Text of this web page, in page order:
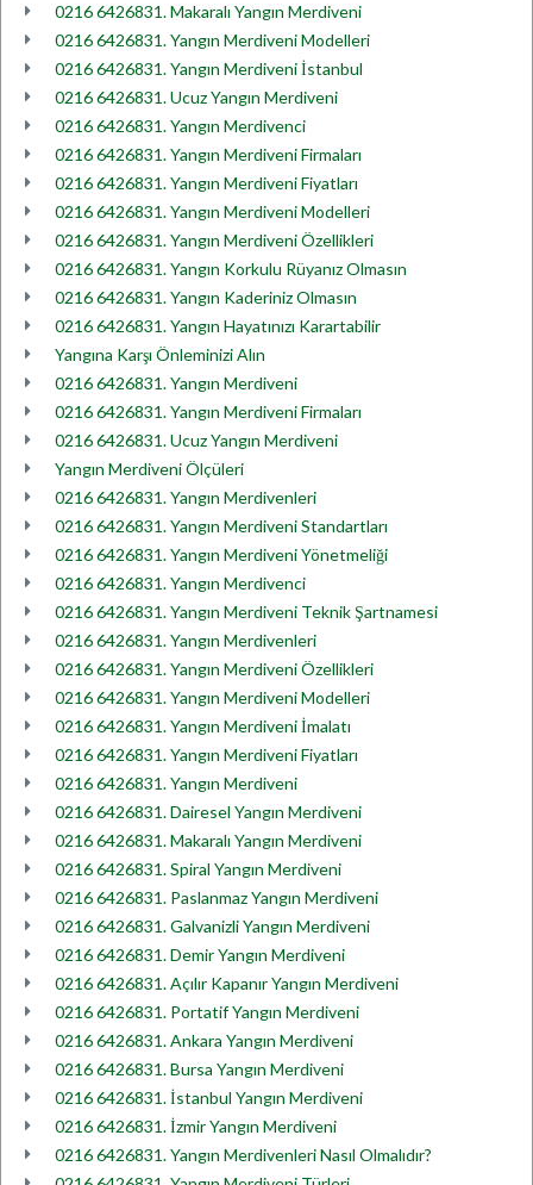
0216 6426831. Makaralı Yangın Merdiveni
0216 6426831. Yangın Merdiveni Modelleri
0216 6426831. Yangın Merdiveni İstanbul
0216 6426831. Ucuz Yangın Merdiveni
0216 6426831. Yangın Merdivenci
0216 6426831. Yangın Merdiveni Firmaları
0216 6426831. Yangın Merdiveni Fiyatları
0216 6426831. Yangın Merdiveni Modelleri
0216 6426831. Yangın Merdiveni Özellikleri
0216 6426831. Yangın Korkulu Rüyanız Olmasın
0216 6426831. Yangın Kaderiniz Olmasın
0216 6426831. Yangın Hayatınızı Karartabilir
Yangına Karşı Önleminizi Alın
0216 6426831. Yangın Merdiveni
0216 6426831. Yangın Merdiveni Firmaları
0216 6426831. Ucuz Yangın Merdiveni
Yangın Merdiveni Ölçüleri
0216 6426831. Yangın Merdivenleri
0216 6426831. Yangın Merdiveni Standartları
0216 6426831. Yangın Merdiveni Yönetmeliği
0216 6426831. Yangın Merdivenci
0216 6426831. Yangın Merdiveni Teknik Şartnamesi
0216 6426831. Yangın Merdivenleri
0216 6426831. Yangın Merdiveni Özellikleri
0216 6426831. Yangın Merdiveni Modelleri
0216 6426831. Yangın Merdiveni İmalatı
0216 6426831. Yangın Merdiveni Fiyatları
0216 6426831. Yangın Merdiveni
0216 6426831. Dairesel Yangın Merdiveni
0216 6426831. Makaralı Yangın Merdiveni
0216 6426831. Spiral Yangın Merdiveni
0216 6426831. Paslanmaz Yangın Merdiveni
0216 6426831. Galvanizli Yangın Merdiveni
0216 6426831. Demir Yangın Merdiveni
0216 6426831. Açılır Kapanır Yangın Merdiveni
0216 6426831. Portatif Yangın Merdiveni
0216 6426831. Ankara Yangın Merdiveni
0216 6426831. Bursa Yangın Merdiveni
0216 6426831. İstanbul Yangın Merdiveni
0216 6426831. İzmir Yangın Merdiveni
0216 6426831. Yangın Merdivenleri Nasıl Olmalıdır?